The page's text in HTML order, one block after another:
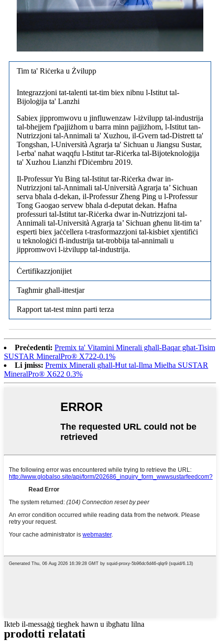
Tim ta' Riċerka u Żvilupp
Integrazzjoni tat-talenti tat-tim biex nibnu l-Istitut tal-
Bijoloġija ta' Lanzhi
Sabiex jippromwovu u jinfluwenzaw l-iżvilupp tal-industrija
tal-bhejjem f'pajjiżhom u barra minn pajjiżhom, l-Istitut tan-
Nutrizzjoni tal-Annimali ta' Xuzhou, il-Gvern tad-Distrett ta'
Tongshan, l-Università Agrarja ta' Sichuan u Jiangsu Sustar,
l-erba' naħat waqqfu l-Istitut tar-Riċerka tal-Bijoteknoloġija
ta' Xuzhou Lianzhi f'Diċembru 2019.
Il-Professur Yu Bing tal-Istitut tar-Riċerka dwar in-
Nutrizzjoni tal-Annimali tal-Università Agrarja ta’ Sichuan
serva bħala d-dekan, il-Professur Zheng Ping u l-Professur
Tong Gaogao servew bħala d-deputat dekan. Ħafna
professuri tal-Istitut tar-Riċerka dwar in-Nutrizzjoni tal-
Annimali tal-Università Agrarja ta’ Sichuan għenu lit-tim ta’
esperti biex jaċċellera t-trasformazzjoni tal-kisbiet xjentifiċi
u teknoloġiċi fl-industrija tat-trobbija tal-annimali u
jippromwovi l-iżvilupp tal-industrija.
Ċertifikazzjonijiet
Tagħmir għall-ittestjar
Rapport tat-test minn parti terza
Preċedenti: Premix ta' Vitamini Minerali għall-Baqar għat-Tisim
SUSTAR MineralPro® X722-0.1%
Li jmiss: Premix Minerali għall-Ħut tal-Ilma Mielħa SUSTAR
MineralPro® X622 0.3%
Ikteb il-messaġġ tiegħek hawn u ibgħatu lilna
prodotti relatati